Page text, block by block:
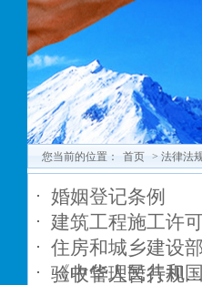
您当前的位置： 首页 > 法律法
婚姻登记条例
建筑工程施工许
住房和城乡建设
验收管理暂行规…
《中华人民共和